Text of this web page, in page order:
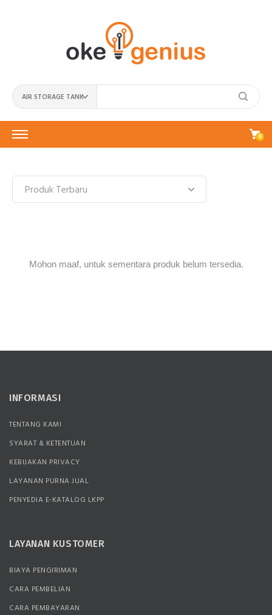
AIR STORAGE TANK
0
Mohon maaf, untuk sementara produk belum tersedia.
INFORMASI
TENTANG KAMI
SYARAT & KETENTUAN
KEBIJAKAN PRIVACY
LAYANAN PURNA JUAL
PENYEDIA E-KATALOG LKPP
LAYANAN KUSTOMER
BIAYA PENGIRIMAN
CARA PEMBELIAN
CARA PEMBAYARAN